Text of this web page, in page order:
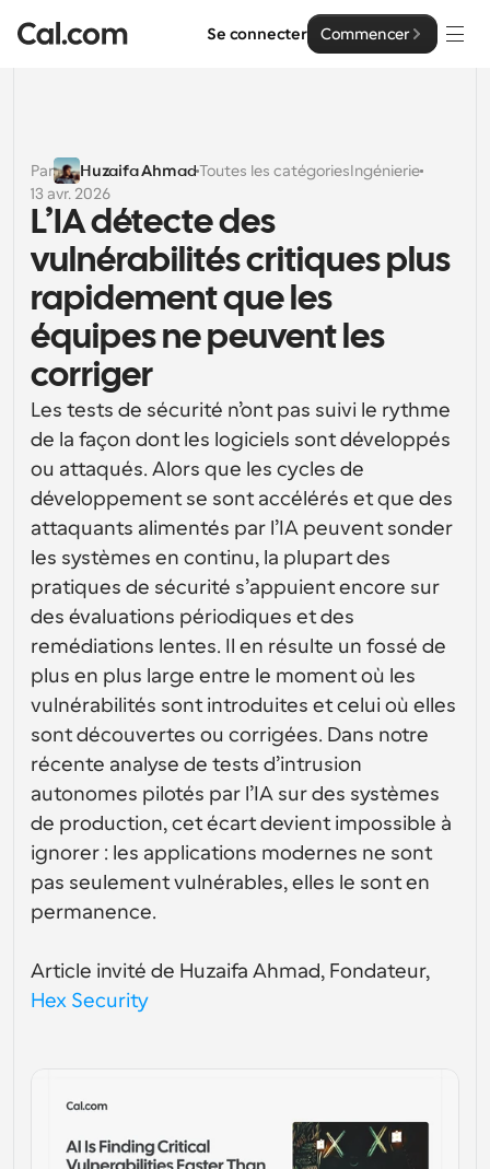
Se connecter Commencer
Solutions
Par taille d'équipe
Pour les particuliers
Planification personnelle simplifiée
Planification collaborative pour les groupes
Pour les organisations
Planification pour les grandes équipes, avec plus de
contrôle et de sécurité
Pour les entreprises
Solutions de planification de niveau entreprise
Par cas
d'utilisation
Recrutement
Ventes
Ressources
humaines
Éducation
Soutien
Santé
Télésanté
Marketing
Programmation surpuissante avec des appels
alimentés par l'IA
Entreprise
Développeur
Documentation des développeurs
Documentation pour la plateforme Cal.com
API
Créez vos propres intégrations avec notre API publique
Composants de planification
Utilisez nos atomes React pour ajouter la planification à
votre application.
Créer un client OAuth
Intégrez Cal.com en utilisant OAuth
Ressources
Police : Cal Sans UI et texte
Notre propre police de caractères variable pour la
conception d’interfaces utilisateur
App Store
Intégrez-vous à vos applications préférées
Événements Collectifs
Planifier des événements avec plusieurs participants
Documents d'aide
Besoin d'en savoir plus sur notre système ? Consultez la
documentation d'aide.
Intégrer Cal.com dans votre site web
Hors du bureau
Planifiez des congés facilement
Flux de travail
Restez à jour avec les dernières nouvelles et mises à
Tarification
Par Huzaifa AhmadToutes les catégoriesIngénierie
13 avr. 2026
L’IA détecte des
vulnérabilités critiques plus
rapidement que les
équipes ne peuvent les
corriger
Les tests de sécurité n’ont pas suivi le rythme
de la façon dont les logiciels sont développés
ou attaqués. Alors que les cycles de
développement se sont accélérés et que des
attaquants alimentés par l’IA peuvent sonder
les systèmes en continu, la plupart des
pratiques de sécurité s’appuient encore sur
des évaluations périodiques et des
remédiations lentes. Il en résulte un fossé de
plus en plus large entre le moment où les
vulnérabilités sont introduites et celui où elles
sont découvertes ou corrigées. Dans notre
récente analyse de tests d’intrusion
autonomes pilotés par l’IA sur des systèmes
de production, cet écart devient impossible à
ignorer : les applications modernes ne sont
pas seulement vulnérables, elles le sont en
permanence.
Hex Security